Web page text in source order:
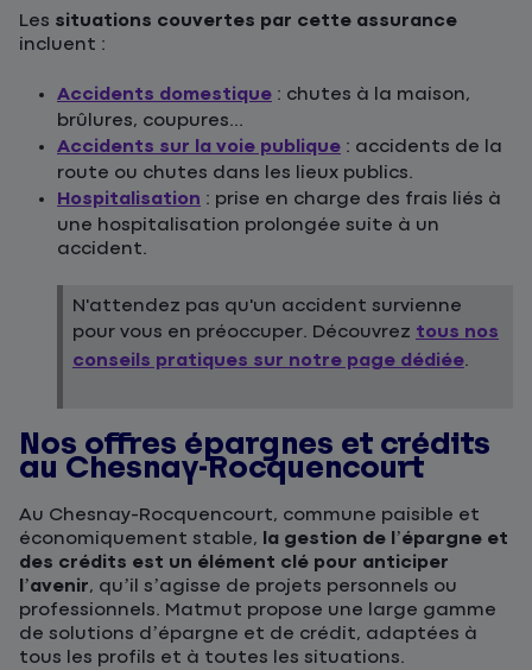
Les situations couvertes par cette assurance
incluent :
Accidents domestique : chutes à la maison,
brûlures, coupures...
Accidents sur la voie publique : accidents de la
route ou chutes dans les lieux publics.
Hospitalisation : prise en charge des frais liés à
une hospitalisation prolongée suite à un
accident.
N'attendez pas qu'un accident survienne
pour vous en préoccuper. Découvrez tous nos
conseils pratiques sur notre page dédiée.
Nos offres épargnes et crédits
au Chesnay-Rocquencourt
Au Chesnay-Rocquencourt, commune paisible et
économiquement stable, la gestion de l’épargne et
des crédits est un élément clé pour anticiper
l’avenir, qu’il s’agisse de projets personnels ou
professionnels. Matmut propose une large gamme
de solutions d’épargne et de crédit, adaptées à
tous les profils et à toutes les situations.